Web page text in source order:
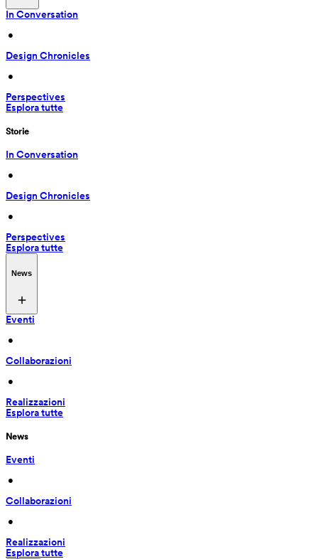
In Conversation
•
Design Chronicles
•
Perspectives
Esplora tutte
Storie
In Conversation
•
Design Chronicles
•
Perspectives
Esplora tutte
News
Eventi
•
Collaborazioni
•
Realizzazioni
Esplora tutte
News
Eventi
•
Collaborazioni
•
Realizzazioni
Esplora tutte